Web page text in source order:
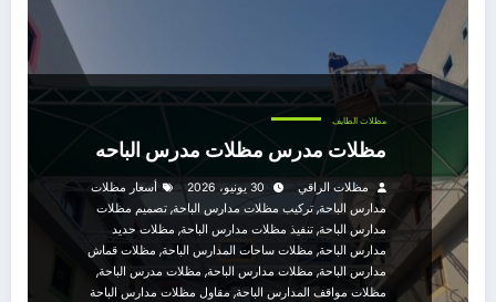
مظلات الطايف
مظلات مدرس مظلات مدرس الباحه
مظلات الراقي 30 يونيو، 2026
أسعار مظلات
مدارس الباحة, تركيب مظلات مدارس الباحة, تصميم مظلات
مدارس الباحة, تنفيذ مظلات مدارس الباحة, مظلات حديد
مدارس الباحة, مظلات ساحات المدارس الباحة, مظلات قماش
مدارس الباحة, مظلات مدارس الباحة, مظلات مدرس الباحة,
مظلات مواقف المدارس الباحة, مقاول مظلات مدارس الباحة